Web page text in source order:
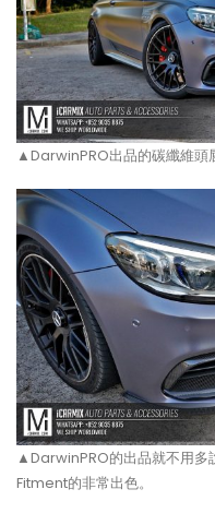
▲DarwinPRO出品的碳纖維頭
▲DarwinPRO的出品就不用多
Fitment的非常出色。